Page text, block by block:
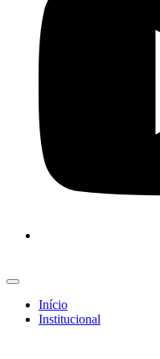
Início
Institucional